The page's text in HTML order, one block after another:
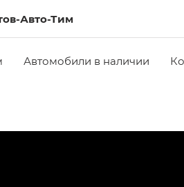
Авто-Тим
Автомобили в наличии